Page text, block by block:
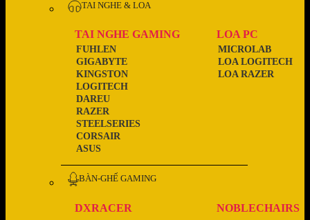
TAI NGHE & LOA
TAI NGHE GAMING
ASUS
CORSAIR
STEELSERIES
RAZER
DAREU
LOGITECH
KINGSTON
GIGABYTE
FUHLEN
LOA PC
LOA RAZER
LOA LOGITECH
MICROLAB
BÀN-GHẾ GAMING
DXRACER
NOBLECHAIRS